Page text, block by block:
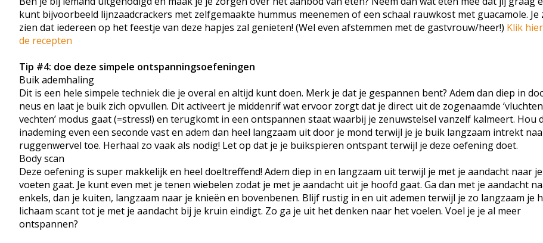
kunt bijvoorbeeld lijnzaadcrackers met zelfgemaakte hummus meenemen of een schaal rauwkost met guacamole. Je
zien dat iedereen op het feestje van deze hapjes zal genieten! (Wel even afstemmen met de gastvrouw/heer!) Klik
de recepten
Tip #4: doe deze simpele ontspanningsoefeningen
Buik ademhaling
Dit is een hele simpele techniek die je overal en altijd kunt doen. Merk je dat je gespannen bent? Adem dan diep in
neus en laat je buik zich opvullen. Dit activeert je middenrif wat ervoor zorgt dat je direct uit de zogenaamde
vechten’ modus gaat (=stress!) en terugkomt in een ontspannen staat waarbij je zenuwstelsel vanzelf kalmeert. Hou
inademing even een seconde vast en adem dan heel langzaam uit door je mond terwijl je je buik langzaam intrekt
ruggenwervel toe. Herhaal zo vaak als nodig! Let op dat je je buikspieren ontspant terwijl je deze oefening doet.
Body scan
Deze oefening is super makkelijk en heel doeltreffend! Adem diep in en langzaam uit terwijl je met je aandacht naar je
voeten gaat. Je kunt even met je tenen wiebelen zodat je met je aandacht uit je hoofd gaat. Ga dan met je aandacht
enkels, dan je kuiten, langzaam naar je knieën en bovenbenen. Blijf rustig in en uit ademen terwijl je zo langzaam je
lichaam scant tot je met je aandacht bij je kruin eindigt. Zo ga je uit het denken naar het voelen. Voel je je al meer
ontspannen?